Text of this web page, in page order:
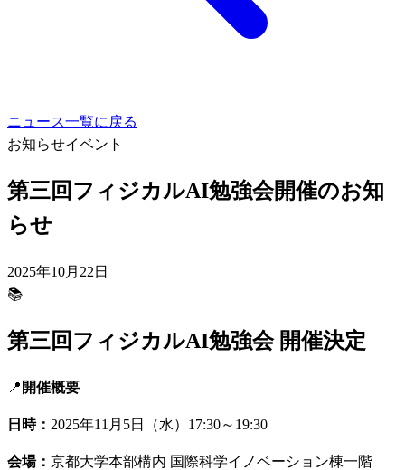
ニュース一覧に戻る
お知らせイベント
第三回フィジカルAI勉強会開催のお知
らせ
2025年10月22日
📚
第三回フィジカルAI勉強会 開催決定
📍 開催概要
日時： 2025年11月5日（水）17:30～19:30
会場： 京都大学本部構内 国際科学イノベーション棟一階